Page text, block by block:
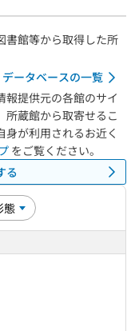
書館等から取得した所
ータベースの一覧
報提供元の各館のサイ
所蔵館から取寄せるこ
が利用されるお近く
をご覧ください。
る